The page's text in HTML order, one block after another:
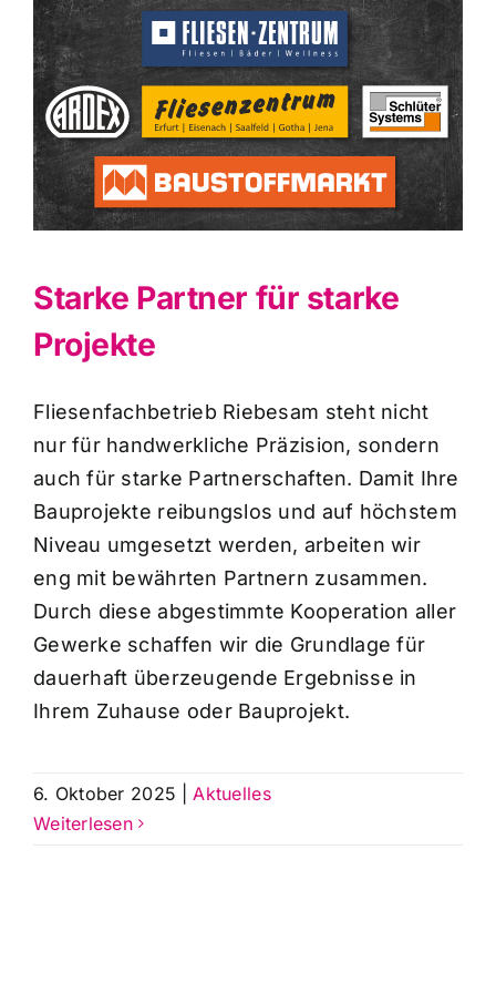
Starke Partner für starke
Projekte
Fliesenfachbetrieb Riebesam steht nicht
nur für handwerkliche Präzision, sondern
auch für starke Partnerschaften. Damit Ihre
Bauprojekte reibungslos und auf höchstem
Niveau umgesetzt werden, arbeiten wir
eng mit bewährten Partnern zusammen.
Durch diese abgestimmte Kooperation aller
Gewerke schaffen wir die Grundlage für
dauerhaft überzeugende Ergebnisse in
Ihrem Zuhause oder Bauprojekt.
6. Oktober 2025
Aktuelles
Weiterlesen